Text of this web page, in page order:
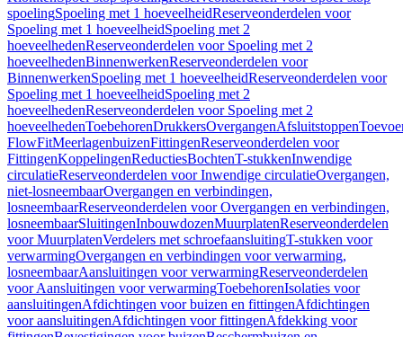
spoelingSpoeling met 1 hoeveelheidReserveonderdelen voor
Spoeling met 1 hoeveelheidSpoeling met 2
hoeveelhedenReserveonderdelen voor Spoeling met 2
hoeveelhedenBinnenwerkenReserveonderdelen voor
BinnenwerkenSpoeling met 1 hoeveelheidReserveonderdelen voor
Spoeling met 1 hoeveelheidSpoeling met 2
hoeveelhedenReserveonderdelen voor Spoeling met 2
hoeveelhedenToebehorenDrukkersOvergangenAfsluitstoppen
FlowFitMeerlagenbuizenFittingenReserveonderdelen voor
FittingenKoppelingenReductiesBochtenT-stukkenInwendige
circulatieReserveonderdelen voor Inwendige circulatieOvergangen,
niet-losneembaarOvergangen en verbindingen,
losneembaarReserveonderdelen voor Overgangen en verbindingen,
losneembaarSluitingenInbouwdozenMuurplatenReserveonderdelen
voor MuurplatenVerdelers met schroefaansluitingT-stukken voor
verwarmingOvergangen en verbindingen voor verwarming,
losneembaarAansluitingen voor verwarmingReserveonderdelen
voor Aansluitingen voor verwarmingToebehorenIsolaties voor
aansluitingenAfdichtingen voor buizen en fittingenAfdichtingen
voor aansluitingenAfdichtingen voor fittingenAfdekking voor